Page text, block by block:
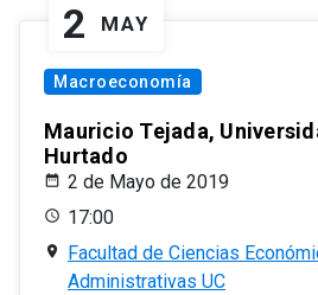
2 MAY
Macroeconomía
Mauricio Tejada,
Hurtado
2 de Mayo de 2019
17:00
Facultad de Ciencias
Administrativas UC